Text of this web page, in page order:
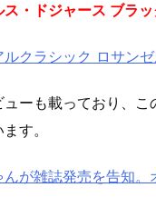
ス・ドジャース ブラ
ルクラシック ロサン
ューも載っており、
す。
んが雑誌発売を告知